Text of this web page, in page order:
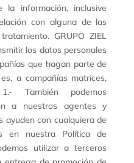
información, inclusive
con alguna de las
GRUPO ZIEL
los datos personales
que hagan parte de
a compañías matrices,
También podemos
a nuestros agentes y
ayuden con cualquiera de
en nuestra Política de
utilizar a terceros